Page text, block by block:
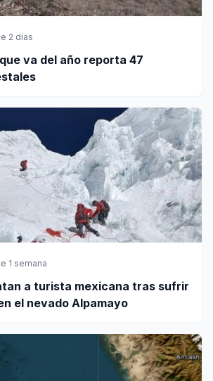
2 días
va del año reporta 47
1 semana
a turista mexicana tras sufrir
el nevado Alpamayo